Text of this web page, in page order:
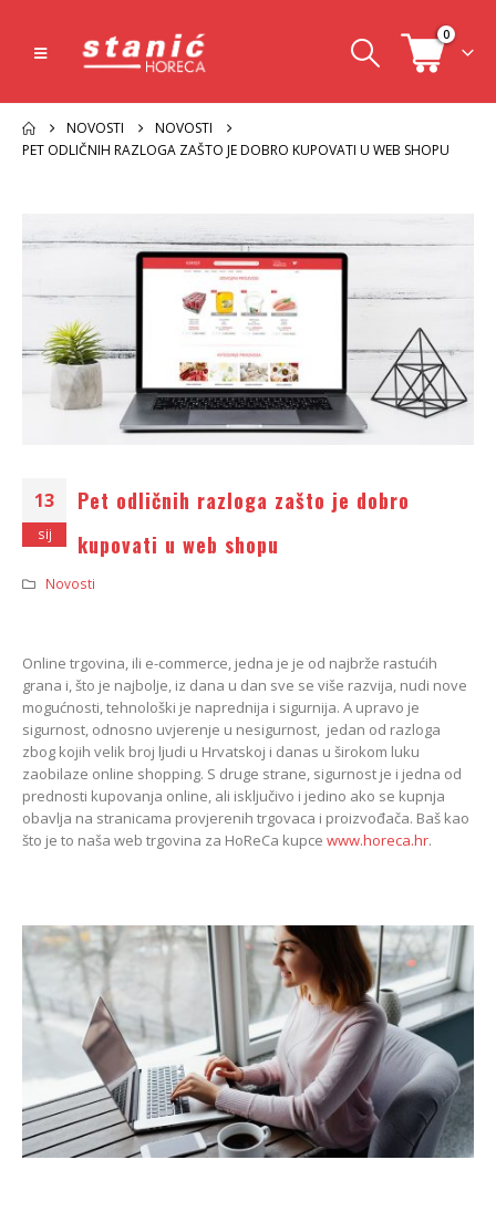
0
NOVOSTI
NOVOSTI
PET ODLIČNIH RAZLOGA ZAŠTO JE DOBRO KUPOVATI U WEB SHOPU
13
sij
Pet odličnih razloga zašto je dobro
kupovati u web shopu
Novosti
Online trgovina, ili e-commerce, jedna je je od najbrže rastućih
grana i, što je najbolje, iz dana u dan sve se više razvija, nudi nove
mogućnosti, tehnološki je naprednija i sigurnija. A upravo je
sigurnost, odnosno uvjerenje u nesigurnost, jedan od razloga
zbog kojih velik broj ljudi u Hrvatskoj i danas u širokom luku
zaobilaze online shopping. S druge strane, sigurnost je i jedna od
prednosti kupovanja online, ali isključivo i jedino ako se kupnja
obavlja na stranicama provjerenih trgovaca i proizvođača. Baš kao
što je to naša web trgovina za HoReCa kupce www.horeca.hr.